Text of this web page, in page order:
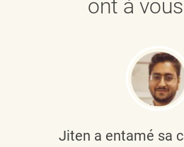
ont à
Jiten a entamé sa